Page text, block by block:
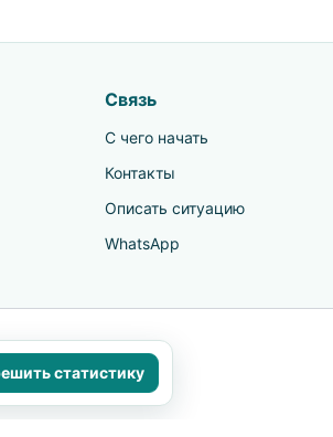
Связь
С чего начать
Контакты
Описать ситуацию
WhatsApp
врача.
статистику